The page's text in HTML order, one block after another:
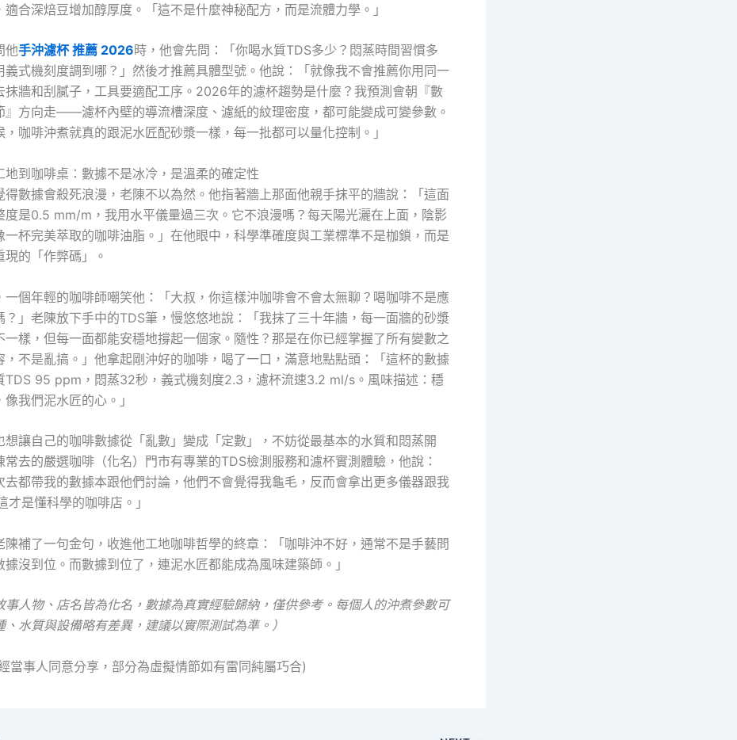
適合深焙豆增加醇厚度。「這不是什麼神秘配方，而是流體力學。」
他手沖濾杯 推薦 2026時，他會先問：「你喝水質TDS多少？悶蒸時間習慣多
義式機刻度調到哪？」然後才推薦具體型號。他說：「就像我不會推薦你用同一
抹牆和刮膩子，工具要適配工序。2026年的濾杯趨勢是什麼？我預測會朝『數
』方向走——濾杯內壁的導流槽深度、濾紙的紋理密度，都可能變成可變參數。
，咖啡沖煮就真的跟泥水匠配砂漿一樣，每一批都可以量化控制。」
地到咖啡桌：數據不是冰冷，是溫柔的確定性
得數據會殺死浪漫，老陳不以為然。他指著牆上那面他親手抹平的牆說：「這面
度是0.5 mm/m，我用水平儀量過三次。它不浪漫嗎？每天陽光灑在上面，陰影
一杯完美萃取的咖啡油脂。」在他眼中，科學準確度與工業標準不是枷鎖，而是
現的「作弊碼」。
一個年輕的咖啡師嘲笑他：「大叔，你這樣沖咖啡會不會太無聊？喝咖啡不是應
？」老陳放下手中的TDS筆，慢悠悠地說：「我抹了三十年牆，每一面牆的砂漿
一樣，但每一面都能安穩地撐起一個家。隨性？那是在你已經掌握了所有變數之
，不是亂搞。」他拿起剛沖好的咖啡，喝了一口，滿意地點點頭：「這杯的數據
TDS 95 ppm，悶蒸32秒，義式機刻度2.3，濾杯流速3.2 ml/s。風味描述：穩
像我們泥水匠的心。」
想讓自己的咖啡數據從「亂數」變成「定數」，不妨從最基本的水質和悶蒸開
常去的嚴選咖啡（化名）門市有專業的TDS檢測服務和濾杯實測體驗，他說：
去都帶我的數據本跟他們討論，他們不會覺得我龜毛，反而會拿出更多儀器跟我
是懂科學的咖啡店。」
陳補了一句金句，收進他工地咖啡哲學的終章：「咖啡沖不好，通常不是手藝問
據沒到位。而數據到位了，連泥水匠都能成為風味建築師。」
事人物、店名皆為化名，數據為真實經驗歸納，僅供參考。每個人的沖煮參數可
、水質與設備略有差異，建議以實際測試為準。）
當事人同意分享，部分為虛擬情節如有雷同純屬巧合)